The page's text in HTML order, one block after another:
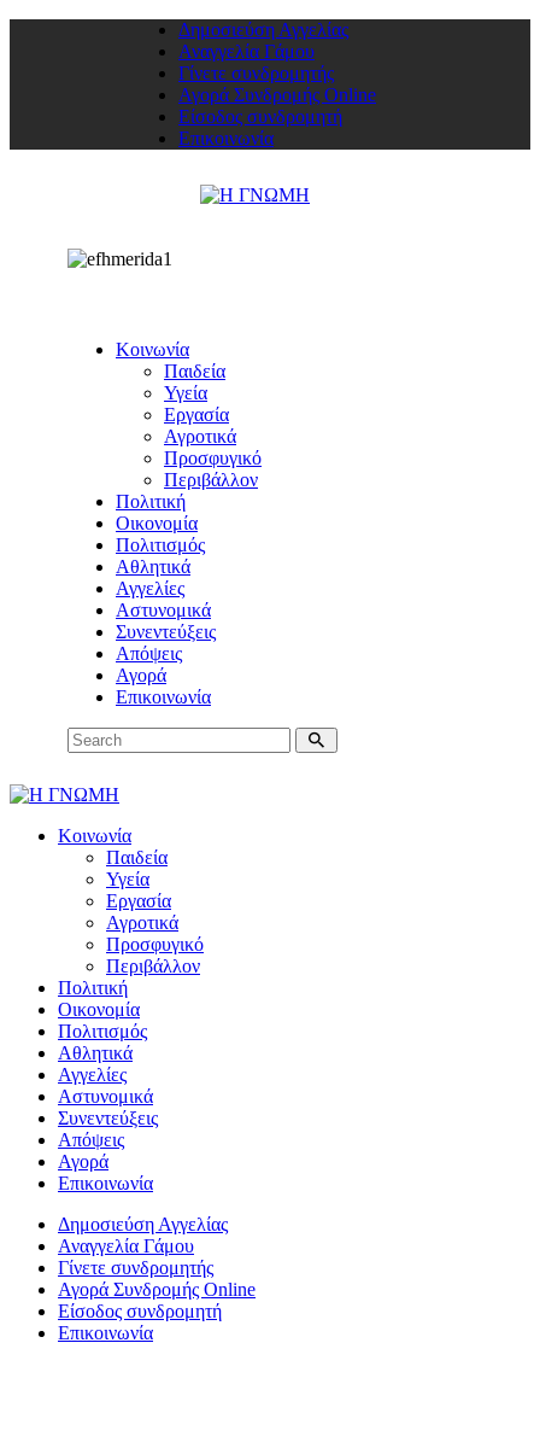
Δημοσιεύση Αγγελίας
Αναγγελία Γάμου
Γίνετε συνδρομητής
Αγορά Συνδρομής Online
Είσοδος συνδρομητή
Επικοινωνία
Κοινωνία
Παιδεία
Υγεία
Εργασία
Αγροτικά
Προσφυγικό
Περιβάλλον
Πολιτική
Οικονομία
Πολιτισμός
Αθλητικά
Αγγελίες
Αστυνομικά
Συνεντεύξεις
Απόψεις
Αγορά
Επικοινωνία
Κοινωνία
Παιδεία
Υγεία
Εργασία
Αγροτικά
Προσφυγικό
Περιβάλλον
Πολιτική
Οικονομία
Πολιτισμός
Αθλητικά
Αγγελίες
Αστυνομικά
Συνεντεύξεις
Απόψεις
Αγορά
Επικοινωνία
Δημοσιεύση Αγγελίας
Αναγγελία Γάμου
Γίνετε συνδρομητής
Αγορά Συνδρομής Online
Είσοδος συνδρομητή
Επικοινωνία